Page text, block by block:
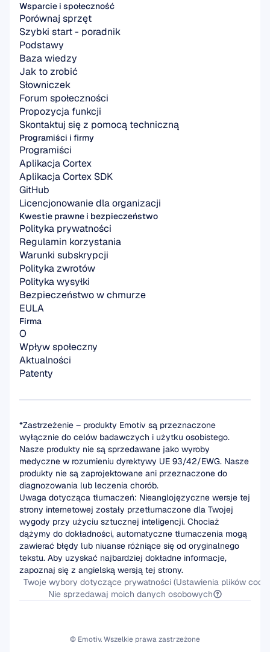
Wsparcie i społeczność
Porównaj sprzęt
Szybki start - poradnik
Podstawy
Baza wiedzy
Jak to zrobić
Słowniczek
Forum społeczności
Propozycja funkcji
Skontaktuj się z pomocą techniczną
Programiści i firmy
Programiści
Aplikacja Cortex
Aplikacja Cortex SDK
GitHub
Licencjonowanie dla organizacji
Firma
O
Wpływ społeczny
Aktualności
Patenty
Kwestie prawne i bezpieczeństwo
Polityka prywatności
Regulamin korzystania
Warunki subskrypcji
Polityka zwrotów
Polityka wysyłki
Bezpieczeństwo w chmurze
EULA
*Zastrzeżenie – produkty Emotiv są przeznaczone
wyłącznie do celów badawczych i użytku osobistego.
Nasze produkty nie są sprzedawane jako wyroby
medyczne w rozumieniu dyrektywy UE 93/42/EWG. Nasze
produkty nie są zaprojektowane ani przeznaczone do
diagnozowania lub leczenia chorób.
Uwaga dotycząca tłumaczeń: Nieanglojęzyczne wersje tej
strony internetowej zostały przetłumaczone dla Twojej
wygody przy użyciu sztucznej inteligencji. Chociaż
dążymy do dokładności, automatyczne tłumaczenia mogą
zawierać błędy lub niuanse różniące się od oryginalnego
tekstu. Aby uzyskać najbardziej dokładne informacje,
zapoznaj się z angielską wersją tej strony.
Twoje wybory dotyczące prywatności (Ustawienia plików
Nie sprzedawaj moich danych osobowych
© Emotiv. Wszelkie prawa zastrzeżone